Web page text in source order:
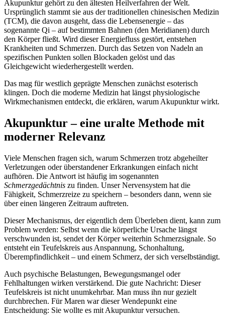
Akupunktur gehört zu den ältesten Heilverfahren der Welt.
Ursprünglich stammt sie aus der traditionellen chinesischen Medizin
(TCM), die davon ausgeht, dass die Lebensenergie – das
sogenannte Qi – auf bestimmten Bahnen (den Meridianen) durch
den Körper fließt. Wird dieser Energiefluss gestört, entstehen
Krankheiten und Schmerzen. Durch das Setzen von Nadeln an
spezifischen Punkten sollen Blockaden gelöst und das
Gleichgewicht wiederhergestellt werden.
Das mag für westlich geprägte Menschen zunächst esoterisch
klingen. Doch die moderne Medizin hat längst physiologische
Wirkmechanismen entdeckt, die erklären, warum Akupunktur wirkt.
Akupunktur – eine uralte Methode mit
moderner Relevanz
Viele Menschen fragen sich, warum Schmerzen trotz abgeheilter
Verletzungen oder überstandener Erkrankungen einfach nicht
aufhören. Die Antwort ist häufig im sogenannten
Schmerzgedächtnis zu finden. Unser Nervensystem hat die
Fähigkeit, Schmerzreize zu speichern – besonders dann, wenn sie
über einen längeren Zeitraum auftreten.
Dieser Mechanismus, der eigentlich dem Überleben dient, kann zum
Problem werden: Selbst wenn die körperliche Ursache längst
verschwunden ist, sendet der Körper weiterhin Schmerzsignale. So
entsteht ein Teufelskreis aus Anspannung, Schonhaltung,
Überempfindlichkeit – und einem Schmerz, der sich verselbständigt.
Auch psychische Belastungen, Bewegungsmangel oder
Fehlhaltungen wirken verstärkend. Die gute Nachricht: Dieser
Teufelskreis ist nicht unumkehrbar. Man muss ihn nur gezielt
durchbrechen. Für Maren war dieser Wendepunkt eine
Entscheidung: Sie wollte es mit Akupunktur versuchen.